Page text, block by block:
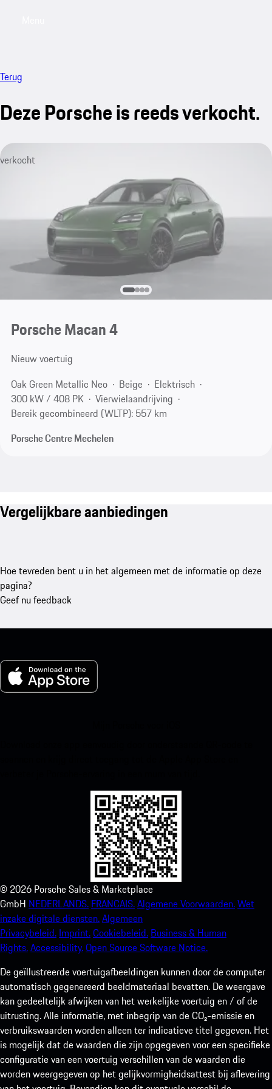
Terug
Deze Porsche is reeds verkocht.
verkocht
Porsche Macan 4
Nieuw voertuig
Oak Green Metallic Neo
Beige
Elektrisch
300 kW / 408 PK
Vierwielaandrijving
Bereik gecombineerd (WLTP): 557 km
Porsche Centre Mechelen
Vergelijkbare aanbiedingen
Hoe tevreden bent u in het algemeen met de informatie op deze
pagina?
Geef nu feedback
© 2026 Porsche Sales & Marketplace
GmbH NEDERLANDS. FRANCAIS.Algemene Voorwaarden.Wet
inzake digitale diensten.Algemeen
Privacybeleid. Imprint.Cookiebeleid. Business & Human
Rights.Accessibility.Open Source Software Notice.
De geïllustreerde voertuigafbeeldingen kunnen door de computer
automatisch gegenereerd beeldmateriaal bevatten. De weergave
kan gedeeltelijk afwijken van het werkelijke voertuig en / of de
uitrusting. Alle informatie, met inbegrip van de CO₂-emissie en
verbruikswaarden worden alleen ter indicatieve titel gegeven. Het
is mogelijk dat de waarden die zijn opgegeven voor een specifieke
configuratie van een voertuig verschillen van de waarden die
worden weergegeven op het gelijkvormigheidsattest bij aflevering